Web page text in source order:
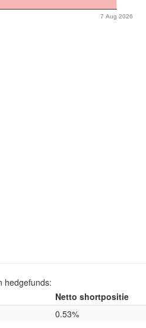
7 Aug 2026
hedgefunds:
Netto shortpositie
0.53%